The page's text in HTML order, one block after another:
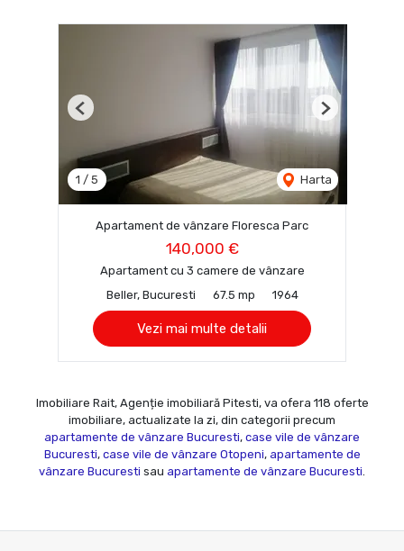
1 / 5 Harta
Previous Next
Apartament de vânzare Floresca Parc
140,000 €
Apartament cu 3 camere de vânzare
Beller, Bucuresti
67.5 mp 1964
Vezi mai multe detalii
Imobiliare Rait, Agenție imobiliară Pitesti, va ofera 118 oferte
imobiliare, actualizate la zi, din categorii precum
apartamente de vânzare Bucuresti, case vile de vânzare
Bucuresti, case vile de vânzare Otopeni, apartamente de
vânzare Bucuresti sau apartamente de vânzare Bucuresti